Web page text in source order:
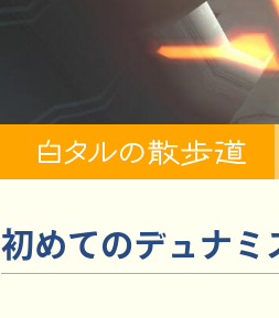
初めてのデュナ